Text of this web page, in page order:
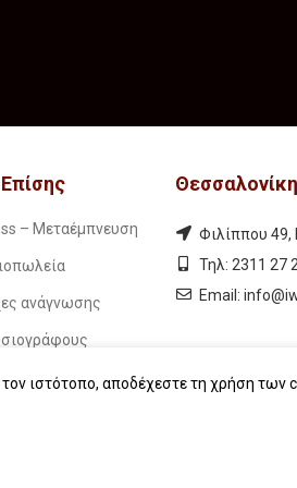
– Μεταέμπνευση
ανάγνωσης
Θεσσαλονίκη
Φιλίππου 49,
Τηλ: 2311 27
Εmail:
ιστότοπο, αποδέχεστε τη χρήση των